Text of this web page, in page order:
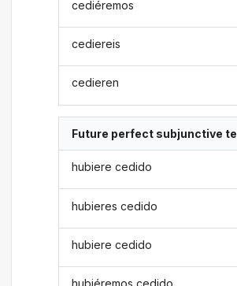
cediéremos
cediereis
cedieren
Future perfect subjunctive
hubiere cedido
hubieres cedido
hubiere cedido